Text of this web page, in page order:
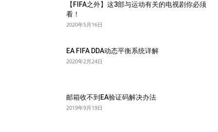
【FIFA之外】这3部与运动有关的电视剧你必须
看！
2020年5月16日
EA FIFA DDA动态平衡系统详解
2020年2月24日
邮箱收不到EA验证码解决办法
2019年9月19日